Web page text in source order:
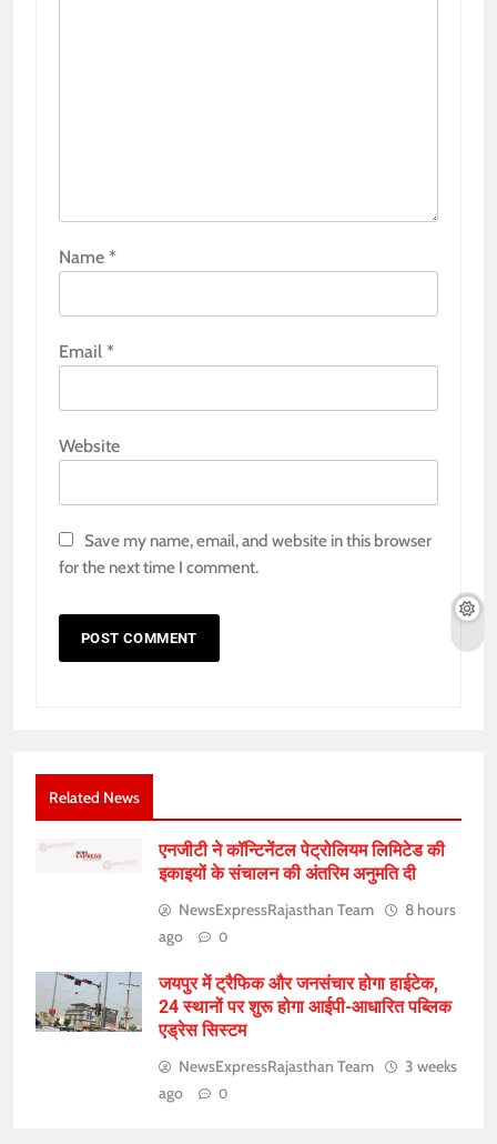
Name *
Email *
Website
Save my name, email, and website in this browser
for the next time I comment.
Related News
एनजीटी ने कॉन्टिनेंटल पेट्रोलियम लिमिटेड की
इकाइयों के संचालन की अंतरिम अनुमति दी
NewsExpressRajasthan Team
8 hours
ago
0
जयपुर में ट्रैफिक और जनसंचार होगा हाईटेक,
24 स्थानों पर शुरू होगा आईपी-आधारित पब्लिक
एड्रेस सिस्टम
NewsExpressRajasthan Team
3 weeks
ago
0